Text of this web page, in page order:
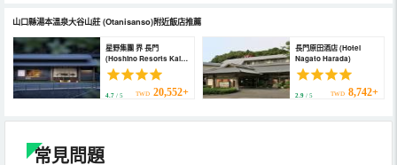
山口縣湯本溫泉大谷山莊(Otanisanso)附近飯店推薦
星野集團 界 長門
(Hoshino Resorts Kai
Nagato)
4.7 / 5 TWD 20,552+
長門原田酒店 (Hotel
Nagato Harada)
2.9/ 5 TWD 8,742+
常見問題